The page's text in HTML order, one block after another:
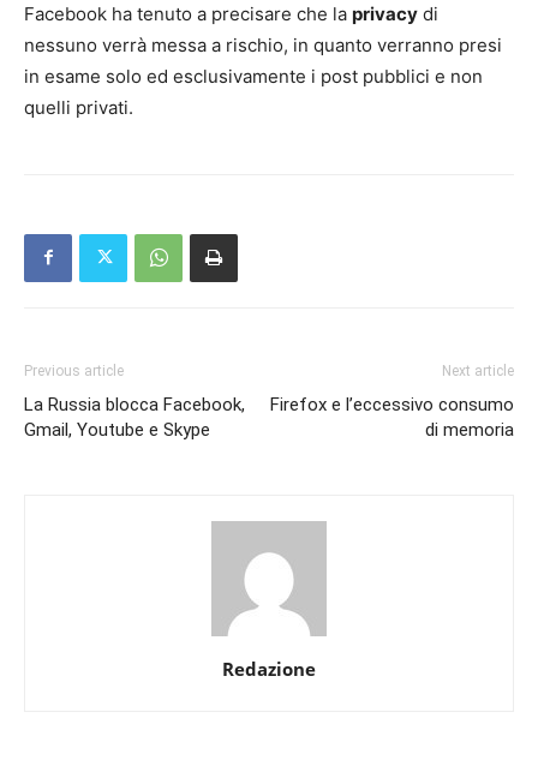
Facebook ha tenuto a precisare che la privacy di
nessuno verrà messa a rischio, in quanto verranno presi
in esame solo ed esclusivamente i post pubblici e non
quelli privati.
Previous article
La Russia blocca Facebook,
Gmail, Youtube e Skype
Next article
Firefox e l’eccessivo consumo
di memoria
Redazione